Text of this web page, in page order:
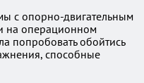
с опорно-двигательным
на операционном
попробовать обойтись
способные